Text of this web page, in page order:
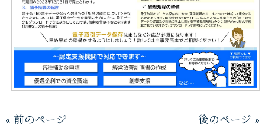
« 前のページ 後のページ »